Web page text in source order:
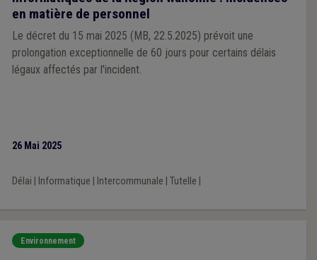
en matière de personnel
Le décret du 15 mai 2025 (MB, 22.5.2025) prévoit une
prolongation exceptionnelle de 60 jours pour certains délais
légaux affectés par l'incident.
26 Mai 2025
Délai Informatique Intercommunale Tutelle
Environnement